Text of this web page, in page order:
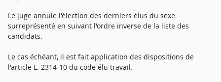
Le juge annule l'élection des derniers élus du sexe
surreprésenté en suivant l'ordre inverse de la liste des
candidats.
Le cas échéant, il est fait application des dispositions de
l'article L. 2314-10 du code élu travail.